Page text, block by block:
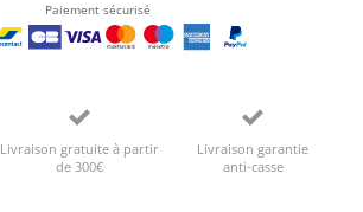
Paiement sécurisé
Livraison gratuite à partir
de 300€
Livraison garantie
anti-casse